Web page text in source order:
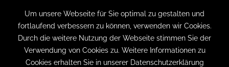
+49 (0) 151 19079060 info@privatpraxis-
bertram.de
Anmelden auf Website
Um unsere Webseite für Sie optimal zu gestalten und
fortlaufend verbessern zu können, verwenden wir Cookies.
Durch die weitere Nutzung der Webseite stimmen Sie der
Verwendung von Cookies zu. Weitere Informationen zu
Cookies erhalten Sie in unserer Datenschutzerklärung